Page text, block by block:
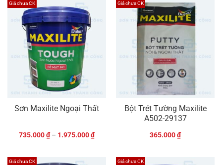
Giá chưa CK
Sơn Maxilite Ngoại Thất
735.000₫– 1.975.000₫
Giá chưa CK
Bột Trét Tường Maxilite
A502-29137
365.000₫
Giá chưa CK Giá chưa CK